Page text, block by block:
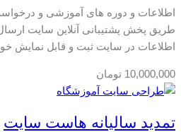
اطلاعات و دوره های آموزشی و
اطلاعات در سایت ثبت و قابل نمایش
10,000,000 تومان
تمدید سالیانه هاست سایت